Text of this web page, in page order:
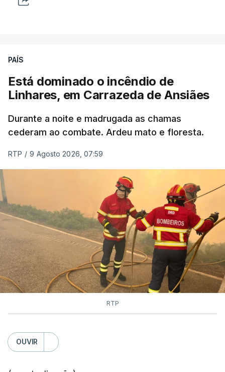
PAÍS
Está dominado o incêndio de
Linhares, em Carrazeda de Ansiães
Durante a noite e madrugada as chamas
cederam ao combate. Ardeu mato e floresta.
RTP / 9 Agosto 2026, 07:59
RTP
OUVIR